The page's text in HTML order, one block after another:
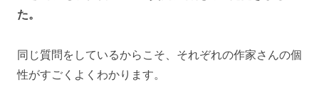
た。
同じ質問をしているからこそ、それぞれの作家さんの個
性がすごくよくわかります。